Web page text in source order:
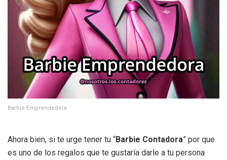
Barbie Emprendedora
Ahora bien, si te urge tener tu “Barbie Contadora” por que
es uno de los regalos que te gustaría darle a tu persona